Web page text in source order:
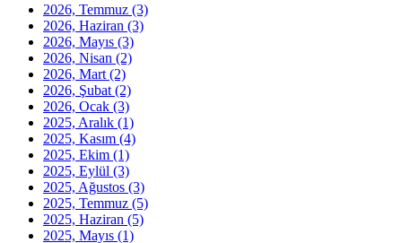
2026, Temmuz (3)
2026, Haziran (3)
2026, Mayıs (3)
2026, Nisan (2)
2026, Mart (2)
2026, Şubat (2)
2026, Ocak (3)
2025, Aralık (1)
2025, Kasım (4)
2025, Ekim (1)
2025, Eylül (3)
2025, Ağustos (3)
2025, Temmuz (5)
2025, Haziran (5)
2025, Mayıs (1)